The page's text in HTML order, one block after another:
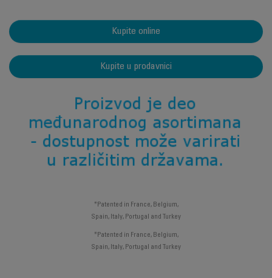
Kupite online
Kupite u prodavnici
*Patented in France, Belgium,
Spain, Italy, Portugal and Turkey
*Patented in France, Belgium,
Spain, Italy, Portugal and Turkey